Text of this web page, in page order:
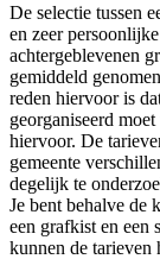
De selectie tussen
en zeer
achtergeblevenen
gemiddeld
reden hiervoor is
georganiseerd
hiervoor. De
gemeente
degelijk te
Je bent behalve de
een grafkist en een
kunnen de